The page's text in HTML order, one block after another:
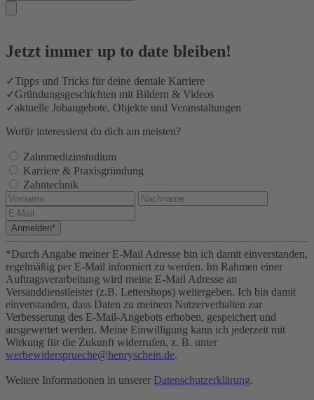
Jetzt immer up to date bleiben!
✓Tipps und Tricks für deine dentale Karriere
✓Gründungsgeschichten mit Bildern & Videos
✓aktuelle Jobangebote, Objekte und Veranstaltungen
Wofür interessierst du dich am meisten?
Zahnmedizinstudium
Karriere & Praxisgründung
Zahntechnik
Anmelden*
*Durch Angabe meiner E-Mail Adresse bin ich damit einverstanden,
regelmäßig per E-Mail informiert zu werden. Im Rahmen einer
Auftragsverarbeitung wird meine E-Mail Adresse an
Versanddienstleister (z.B. Lettershops) weitergeben. Ich bin damit
einverstanden, dass Daten zu meinem Nutzerverhalten zur
Verbesserung des E-Mail-Angebots erhoben, gespeichert und
ausgewertet werden. Meine Einwilligung kann ich jederzeit mit
Wirkung für die Zukunft widerrufen, z. B. unter
werbewidersprueche@henryschein.de.
Weitere Informationen in unserer Datenschutzerklärung.